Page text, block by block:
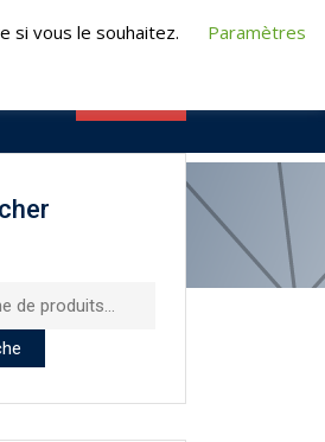
si vous le souhaitez.
Paramètres